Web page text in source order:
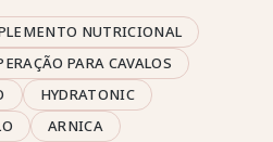
NUTRICIONAL
PARA CAVALOS
HYDRATONIC
ARNICA